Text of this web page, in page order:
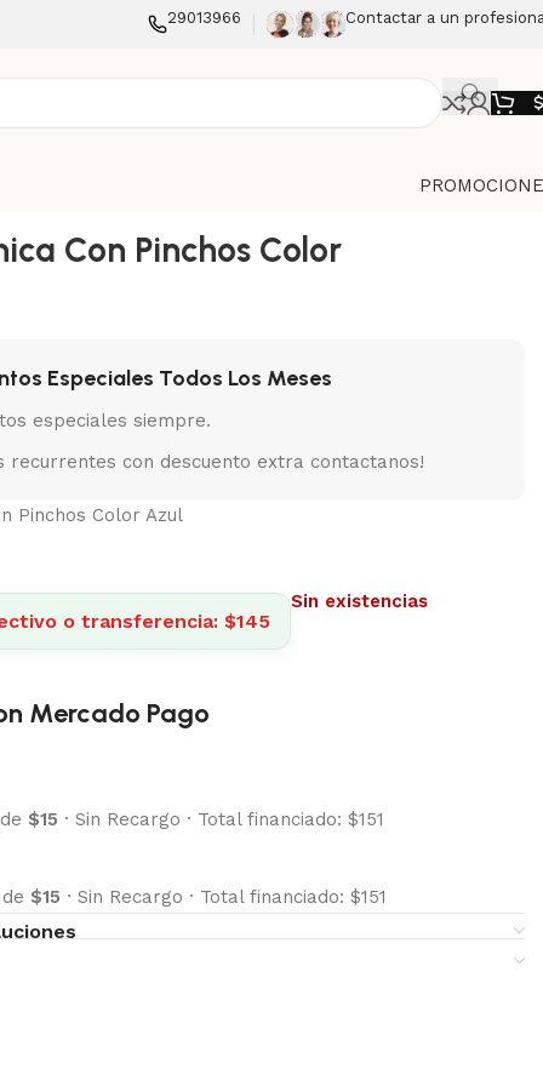
29013966 Contactar a un
$
Con Pinchos Color
Especiales Todos Los Meses
especiales siempre.
recurrentes con descuento extra contactanos!
Pinchos Color Azul
o transferencia: $145
Sin existencias
Mercado Pago
$15 · Sin Recargo · Total financiado: $151
$15 · Sin Recargo · Total financiado: $151